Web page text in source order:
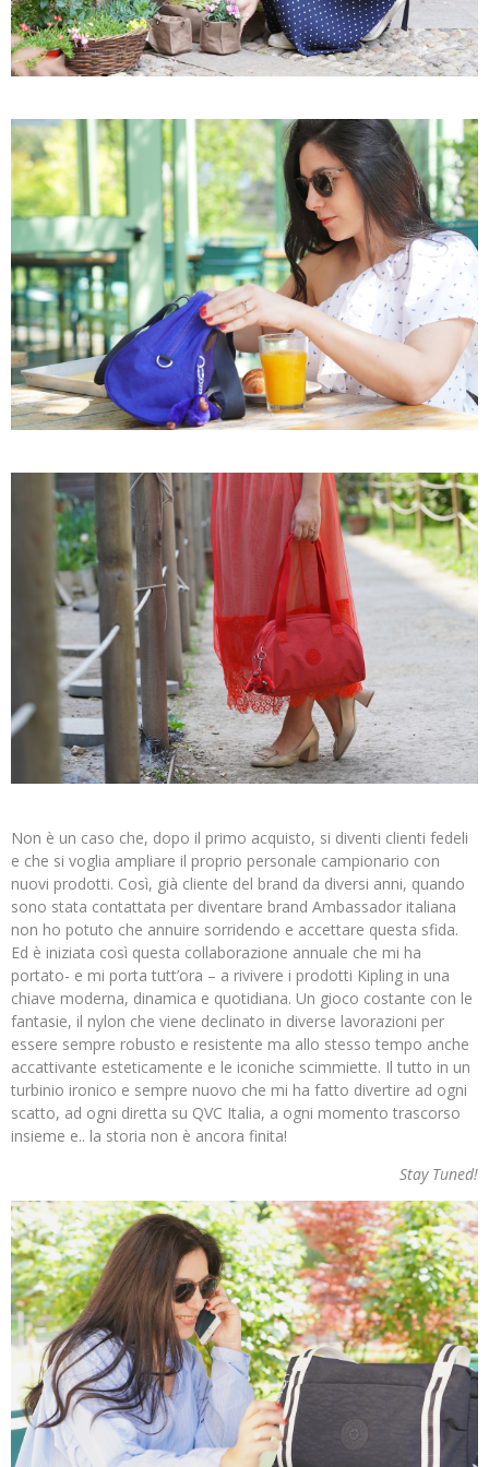
Non è un caso che, dopo il primo acquisto, si diventi clienti fedeli
e che si voglia ampliare il proprio personale campionario con
nuovi prodotti. Così, già cliente del brand da diversi anni, quando
sono stata contattata per diventare brand Ambassador italiana
non ho potuto che annuire sorridendo e accettare questa sfida.
Ed è iniziata così questa collaborazione annuale che mi ha
portato- e mi porta tutt’ora – a rivivere i prodotti Kipling in una
chiave moderna, dinamica e quotidiana. Un gioco costante con le
fantasie, il nylon che viene declinato in diverse lavorazioni per
essere sempre robusto e resistente ma allo stesso tempo anche
accattivante esteticamente e le iconiche scimmiette. Il tutto in un
turbinio ironico e sempre nuovo che mi ha fatto divertire ad ogni
scatto, ad ogni diretta su QVC Italia, a ogni momento trascorso
insieme e.. la storia non è ancora finita!
Stay Tuned!